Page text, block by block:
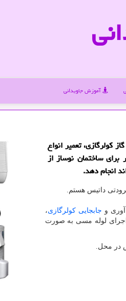
آموزش جاویدانی
كولرگازی، تعمیر انواع
ساختمان نوساز از
انجام دهد.
داتیس هستم.
و جابجایی کولرگازی،
اجرای لوله مسی به صورت
در محل.